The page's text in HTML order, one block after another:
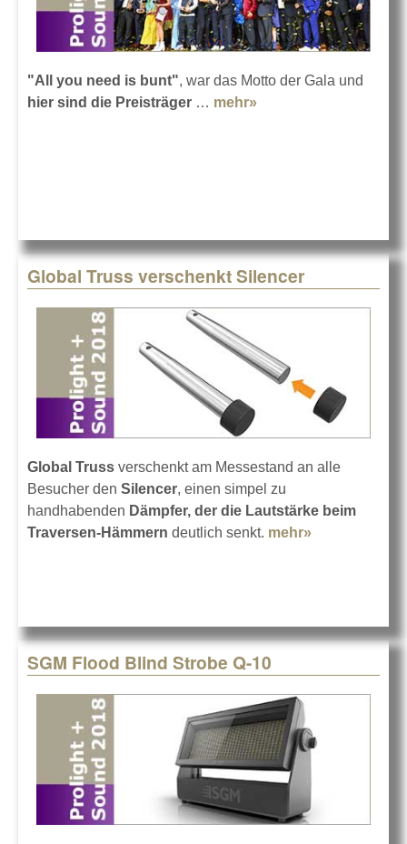
"All you need is bunt", war das Motto der Gala und
hier sind die Preisträger … mehr»
Global Truss verschenkt Silencer
Global Truss verschenkt am Messestand an alle
Besucher den Silencer, einen simpel zu
handhabenden Dämpfer, der die Lautstärke beim
Traversen-Hämmern deutlich senkt. mehr»
SGM Flood Blind Strobe Q-10